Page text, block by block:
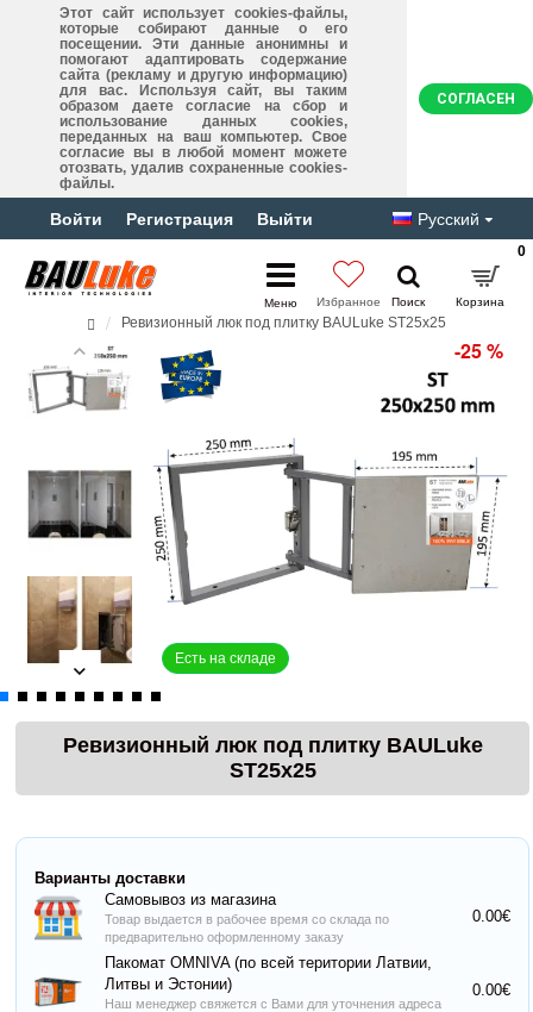
Этот сайт использует cookies-файлы,
которые собирают данные о его
посещении. Эти данные анонимны и
помогают адаптировать содержание
сайта (рекламу и другую информацию)
для вас. Используя сайт, вы таким
образом даете согласие на сбор и
использование данных cookies,
переданных на ваш компьютер. Свое
согласие вы в любой момент можете
отозвать, удалив сохраненные cookies-
файлы.
СОГЛАСЕН
Войти Регистрация Выйти Русский
0
Ревизионный люк под плитку BAULuke ST25x25
Есть на складе
-25 %
Ревизионный люк под плитку BAULuke
ST25x25
Варианты доставки
Самовывоз из магазина
Товар выдается в рабочее время со склада по
предварительно оформленному заказу
0.00€
Пакомат OMNIVA (по всей територии Латвии,
Литвы и Эстонии)
Наш менеджер свяжется с Вами для уточнения адреса
0.00€